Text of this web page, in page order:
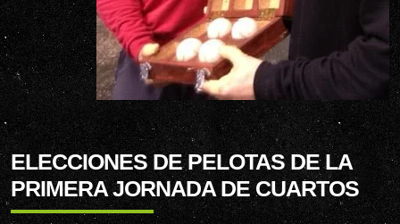
ELECCIONES DE PELOTAS DE LA
PRIMERA JORNADA DE CUARTOS